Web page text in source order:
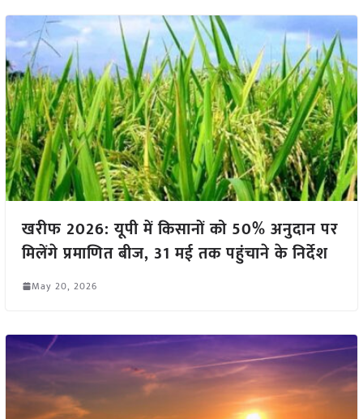
खरीफ 2026: यूपी में किसानों को 50% अनुदान पर
मिलेंगे प्रमाणित बीज, 31 मई तक पहुंचाने के निर्देश
May 20, 2026